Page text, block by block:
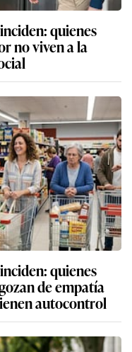
quienes
no viven a la
quienes
de empatía
autocontrol